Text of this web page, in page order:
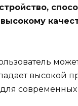
высокой
современных